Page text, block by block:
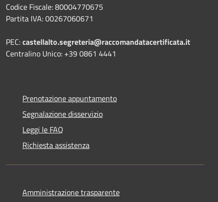
Codice Fiscale: 80004770675
Partita IVA: 00267060671
PEC:castellalto.segreteria@raccomandatacertificata.it
Centralino Unico: +39 0861 4441
Prenotazione appuntamento
Segnalazione disservizio
Leggi le FAQ
Richiesta assistenza
Amministrazione trasparente